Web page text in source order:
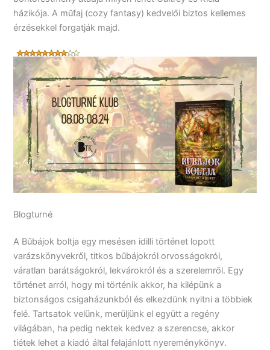
házikója. A műfaj (cozy fantasy) kedvelői biztos kellemes
érzésekkel forgatják majd.
Blogturné
A Bűbájok boltja egy mesésen idilli történet lopott
varázskönyvekről, titkos bűbájokról orvosságokról,
váratlan barátságokról, lekvárokról és a szerelemről. Egy
történet arról, hogy mi történik akkor, ha kilépünk a
biztonságos csigaházunkból és elkezdünk nyitni a többiek
felé. Tartsatok velünk, merüljünk el együtt a regény
világában, ha pedig nektek kedvez a szerencse, akkor
tiétek lehet a kiadó által felajánlott nyereménykönyv.